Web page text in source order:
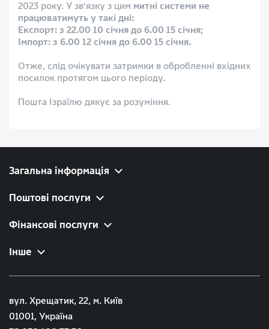
2023 року. У зв’язку з цим митні системи не
працюватимуть у такі дні:
Експорт: з 22.00 10 січня до 6.00 15 січня;
Імпорт: з 6.00 12 січня до 6.00 15 січня.
Отже, слід очікувати затримки в обробленні вхідних
посилок протягом цього періоду.
Пошта Ізраїлю дякує за розуміння.
Загальна інформація
Поштові послуги
Фінансові послуги
Інше
вул. Хрещатик, 22, м. Київ
01001, Україна